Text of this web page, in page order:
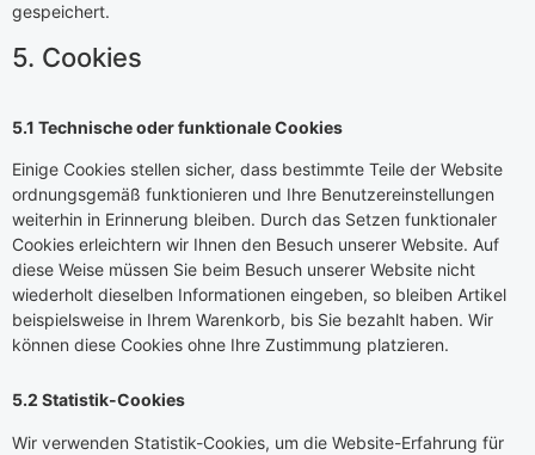
gespeichert.
5. Cookies
5.1 Technische oder funktionale Cookies
Einige Cookies stellen sicher, dass bestimmte Teile der Website
ordnungsgemäß funktionieren und Ihre Benutzereinstellungen
weiterhin in Erinnerung bleiben. Durch das Setzen funktionaler
Cookies erleichtern wir Ihnen den Besuch unserer Website. Auf
diese Weise müssen Sie beim Besuch unserer Website nicht
wiederholt dieselben Informationen eingeben, so bleiben Artikel
beispielsweise in Ihrem Warenkorb, bis Sie bezahlt haben. Wir
können diese Cookies ohne Ihre Zustimmung platzieren.
5.2 Statistik-Cookies
Wir verwenden Statistik-Cookies, um die Website-Erfahrung für